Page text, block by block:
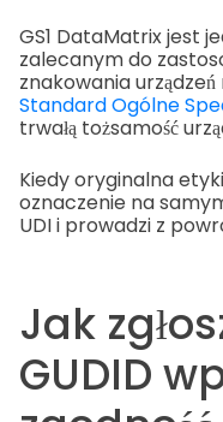
GS1 DataMatrix jest
zalecanym do
znakowania
Standard Ogólne
trwałą tożsamość
Kiedy oryginalna
oznaczenie na
UDI i prowadzi z
Jak
GUDID